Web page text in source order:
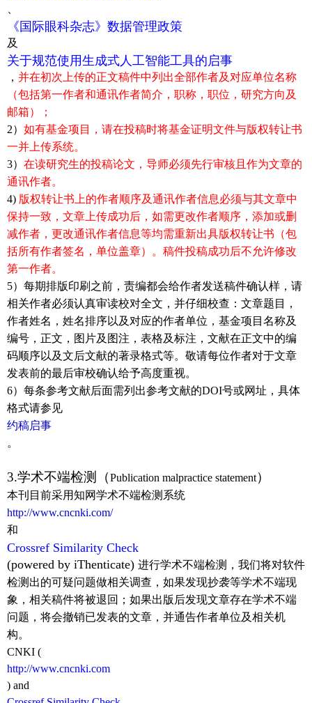
《国际眼科杂志》数据管理政策
及
关于规范使用生成式人工智能工具的启事
， 并在初次上传的正文稿件中列出全部作者及对应单位名称
（包括第一作者和通讯作者简介，职称，职位，研究方向及
邮箱）；
2） 如有基金项目，请在投稿时将基金证明文件与版权转让书
一并上传系统。
3） 在读研究生的投稿论文，导师必须先行审核且作为文章的
通讯作者。
4) 版权转让书上的作者顺序及通讯作者信息必须与其文章中
保持一致，文章上传成功后，如需更改作者顺序，添加或删
减作者，更改通讯作者信息等均需重新出具版权转让书（包
括所有作者签名，单位盖章）。稿件投稿成功后不允许修改
第一作者。
5） 每期排版印刷之前，责编都会给作者发送稿件确认样，请
相关作者必须认真审读校对全文，并仔细校查：文章题目，
作者姓名，姓名排序以及对应的作者单位，基金项目名称及
编号，正文，图片及图注，表格及标注，文献在正文中的编
码顺序以及文后文献的著录格式等。敬请每位作者对于文章
发表前的最后审校确认给予高度重视。
6）每条参考文献后面需列出参考文献的DOI号或网址，具体
格式请参见
约稿启事
。
3.学术不端检测（Publication malpractice statement）
本刊目前采用知网学术不端检测系统
http://www.cncnki.com/
和
Crossref Similarity Check
(powered by iThenticate) 进行学术不端检测，我们将对软件
检测出的可疑问题做相关调查，如果发现抄袭等学术不端现
象，相关稿件将被退回；如果出版后发现文章存在学术不端
问题，将会撤销已发表的文章，并通告作者单位及相关机
构。
CNKI (
http://www.cncnki.com
) and